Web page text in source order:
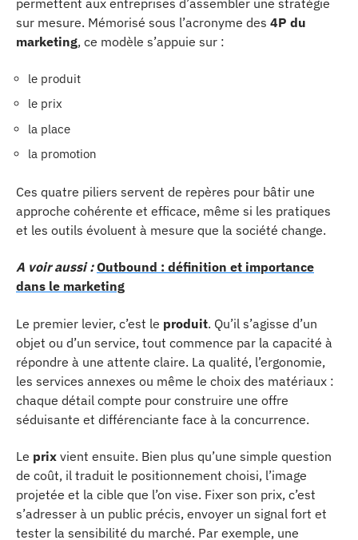
permettent aux entreprises d’assembler une stratégie
sur mesure. Mémorisé sous l’acronyme des 4P du
marketing, ce modèle s’appuie sur :
le produit
le prix
la place
la promotion
Ces quatre piliers servent de repères pour bâtir une
approche cohérente et efficace, même si les pratiques
et les outils évoluent à mesure que la société change.
A voir aussi : Outbound : définition et importance
dans le marketing
Le premier levier, c’est le produit. Qu’il s’agisse d’un
objet ou d’un service, tout commence par la capacité à
répondre à une attente claire. La qualité, l’ergonomie,
les services annexes ou même le choix des matériaux :
chaque détail compte pour construire une offre
séduisante et différenciante face à la concurrence.
Le prix vient ensuite. Bien plus qu’une simple question
de coût, il traduit le positionnement choisi, l’image
projetée et la cible que l’on vise. Fixer son prix, c’est
s’adresser à un public précis, envoyer un signal fort et
tester la sensibilité du marché. Par exemple, une